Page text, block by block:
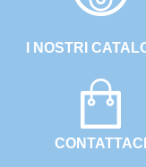
I NOSTRI
CONTATTACI